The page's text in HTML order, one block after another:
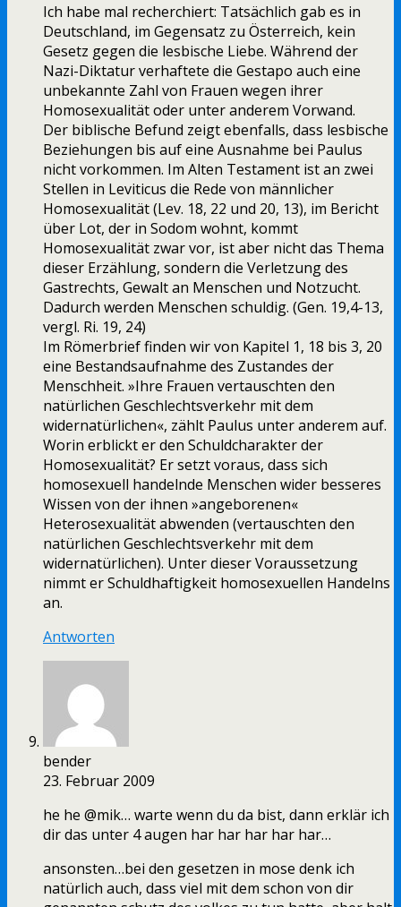
Ich habe mal recherchiert: Tatsächlich gab es in
Deutschland, im Gegensatz zu Österreich, kein
Gesetz gegen die lesbische Liebe. Während der
Nazi-Diktatur verhaftete die Gestapo auch eine
unbekannte Zahl von Frauen wegen ihrer
Homosexualität oder unter anderem Vorwand.
Der biblische Befund zeigt ebenfalls, dass lesbische
Beziehungen bis auf eine Ausnahme bei Paulus
nicht vorkommen. Im Alten Testament ist an zwei
Stellen in Leviticus die Rede von männlicher
Homosexualität (Lev. 18, 22 und 20, 13), im Bericht
über Lot, der in Sodom wohnt, kommt
Homosexualität zwar vor, ist aber nicht das Thema
dieser Erzählung, sondern die Verletzung des
Gastrechts, Gewalt an Menschen und Notzucht.
Dadurch werden Menschen schuldig. (Gen. 19,4-13,
vergl. Ri. 19, 24)
Im Römerbrief finden wir von Kapitel 1, 18 bis 3, 20
eine Bestandsaufnahme des Zustandes der
Menschheit. »Ihre Frauen vertauschten den
natürlichen Geschlechtsverkehr mit dem
widernatürlichen«, zählt Paulus unter anderem auf.
Worin erblickt er den Schuldcharakter der
Homosexualität? Er setzt voraus, dass sich
homosexuell handelnde Menschen wider besseres
Wissen von der ihnen »angeborenen«
Heterosexualität abwenden (vertauschten den
natürlichen Geschlechtsverkehr mit dem
widernatürlichen). Unter dieser Voraussetzung
nimmt er Schuldhaftigkeit homosexuellen Handelns
an.
Antworten
bender
23. Februar 2009
he he @mik… warte wenn du da bist, dann erklär ich
dir das unter 4 augen har har har har har…
ansonsten…bei den gesetzen in mose denk ich
natürlich auch, dass viel mit dem schon von dir